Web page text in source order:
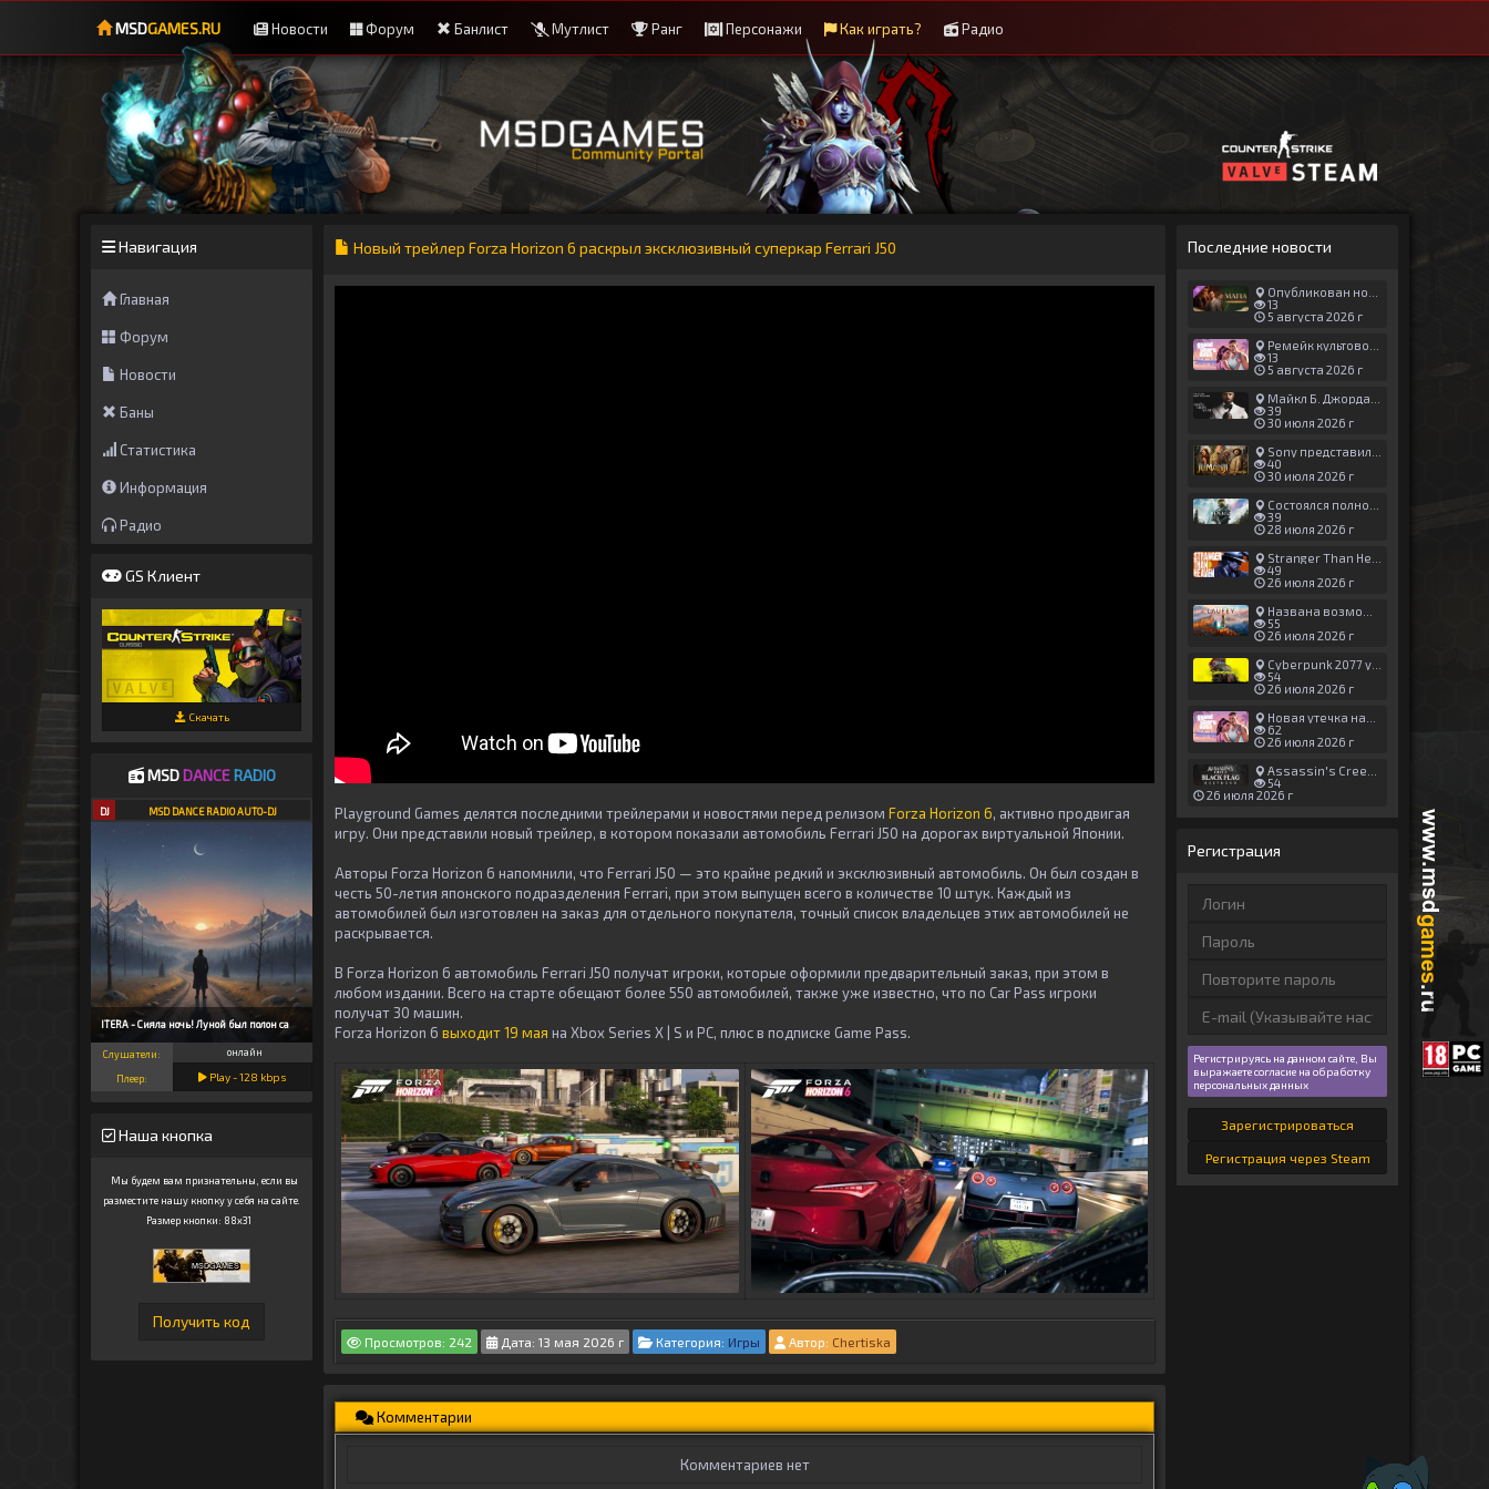
MSDGAMES.RU Новости Форум Банлист Мутлист Ранг Персонажи Как играть? Радио
Навигация
Главная
Форум
Новости
Баны
Статистика
Информация
Радио
GS Клиент
Скачать
MSDDANCE RADIO
DJ MSD DANCE RADIO AUTO-DJ
TATITERA - Сияла ночь! Луной был полон са
Слушатели: онлайн
Плеер: Play -128 kbps
Наша кнопка
Мы будем вам признательны, если вы
разместите нашу кнопку у себя на сайте.
Размер кнопки: 88x31
Новый трейлер Forza Horizon 6 раскрыл эксклюзивный суперкар Ferrari J50
Playground Games делятся последними трейлерами и новостями перед релизом Forza Horizon 6, активно продвигая
игру. Они представили новый трейлер, в котором показали автомобиль Ferrari J50 на дорогах виртуальной Японии.
Авторы Forza Horizon 6 напомнили, что Ferrari J50 — это крайне редкий и эксклюзивный автомобиль. Он был создан в
честь 50-летия японского подразделения Ferrari, при этом выпущен всего в количестве 10 штук. Каждый из
автомобилей был изготовлен на заказ для отдельного покупателя, точный список владельцев этих автомобилей не
раскрывается.
В Forza Horizon 6 автомобиль Ferrari J50 получат игроки, которые оформили предварительный заказ, при этом в
любом издании. Всего на старте обещают более 550 автомобилей, также уже известно, что по Car Pass игроки
получат 30 машин.
Forza Horizon 6 выходит 19 мая на Xbox Series X | S и PC, плюс в подписке Game Pass.
Просмотров: 242 Дата: 13 мая 2026 г Категория: Игры Автор: Chertiska
Комментарии
Комментариев нет
Последние новости
Опубликован новый геймплей Man of Honor для Mafia: The Old Country
13
5 августа 2026 г
Ремейк культовой японской игры задержали ради выхода GTA 6
13
5 августа 2026 г
Майкл Б. Джордан сыграл главную роль в новой «Афере Томаса Крауна»
39
30 июля 2026 г
Sony представила трейлер новой части «Джуманджи»
40
30 июля 2026 г
Состоялся полноценный релиз Halo: Campaign Evolved
39
28 июля 2026 г
Stranger Than Heaven получила новый трейлер с акцентом на жестокие драки
49
26 июля 2026 г
Названа возможная дата выхода God of War: Laufey — 16 февраля 2027 года
55
26 июля 2026 г
Cyberpunk 2077 установила новый рекорд: 1,5 млрд загрузок модов, в топе — контент 18+
54
26 июля 2026 г
Новая утечка намекает на выход третьего трейлера GTA 6 уже 7 августа
62
26 июля 2026 г
Assassin's Creed Black Flag Resynced может позаимствовать систему испытаний у Mirage
54
26 июля 2026 г
Регистрация
Регистрируясь на данном сайте, Вы
выражаете согласие на обработку
персональных данных
Зарегистрироваться
Регистрация через Steam